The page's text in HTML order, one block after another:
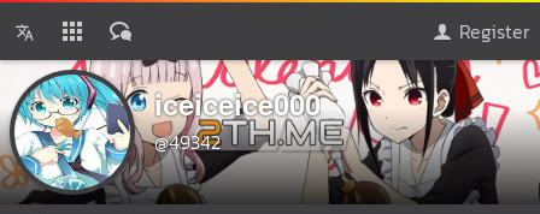
Register
iceiceice000
@49342